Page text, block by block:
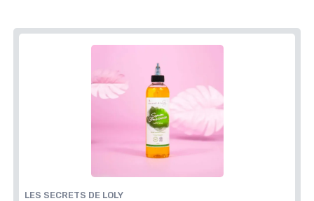
LES SECRETS DE LOLY